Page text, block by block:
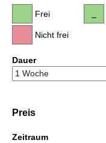
Frei
Nicht frei
Dauer
Preis
Zeitraum